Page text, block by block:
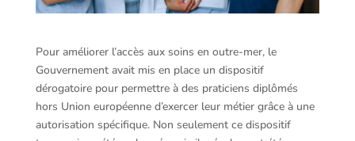
Pour améliorer l’accès aux soins en outre-mer, le
Gouvernement avait mis en place un dispositif
dérogatoire pour permettre à des praticiens diplômés
hors Union européenne d’exercer leur métier grâce à une
autorisation spécifique. Non seulement ce dispositif